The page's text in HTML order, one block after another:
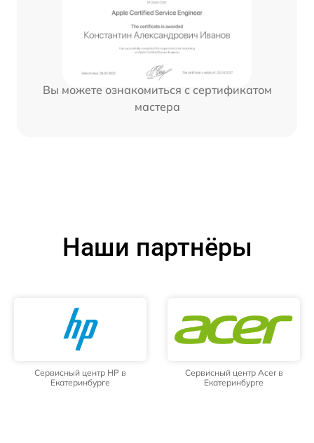
Вы можете ознакомиться с сертификатом
мастера
Наши партнёры
Сервисный центр HP в
Екатеринбурге
Сервисный центр Acer в
Екатеринбурге